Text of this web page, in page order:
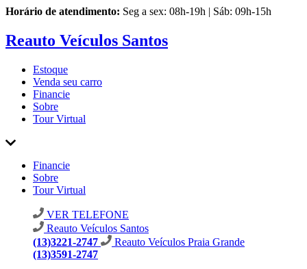
Horário de atendimento: Seg a sex: 08h-19h | Sáb: 09h-15h
Reauto Veículos Santos
Estoque
Venda seu carro
Financie
Sobre
Tour Virtual
Financie
Sobre
Tour Virtual
VER TELEFONE
Reauto Veículos Santos
(13)3221-2747
Reauto Veículos Praia Grande
(13)3591-2747